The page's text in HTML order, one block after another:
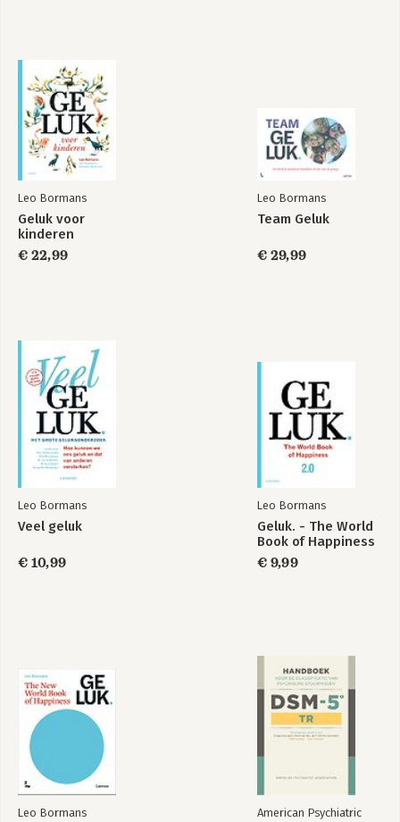
Team Geluk
geluk
Geluk Hoop
Bekijk alle boeken
Leo Bormans
Geluk voor
kinderen
€ 22,99
Leo Bormans
Team Geluk
€ 29,99
Leo Bormans
Veel geluk
€ 10,99
Leo Bormans
Geluk. - The World
Book of Happiness
€ 9,99
Leo Bormans
American Psychiatric